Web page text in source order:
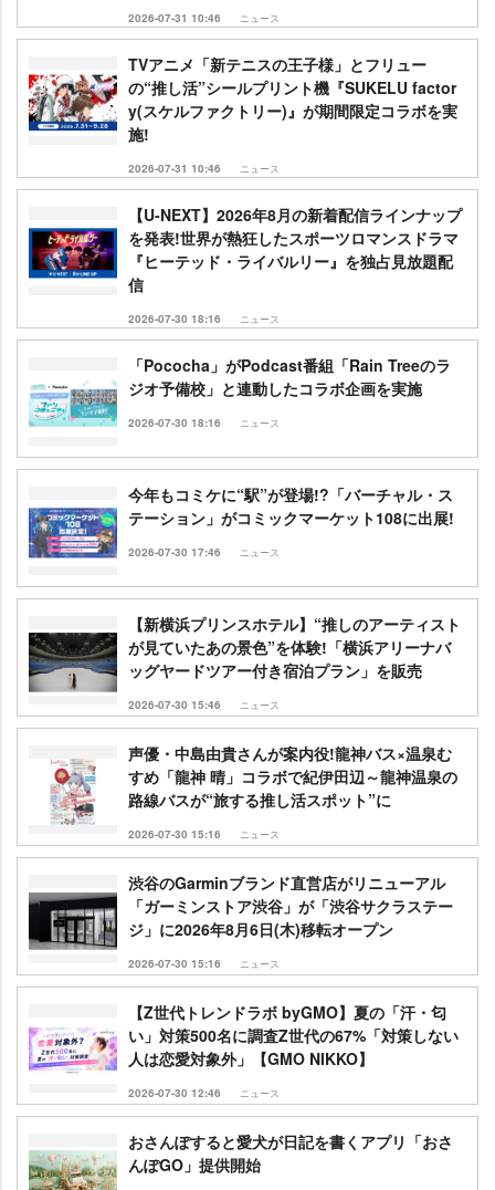
2026-07-31 10:46 ニュース
TVアニメ「新テニスの王子様」とフリュー
の“推し活”シールプリント機『SUKELU factor
y(スケルファクトリー)』が期間限定コラボを実
施!
2026-07-31 10:46 ニュース
【U-NEXT】2026年8月の新着配信ラインナップ
を発表!世界が熱狂したスポーツロマンスドラマ
『ヒーテッド・ライバルリー』を独占見放題配
信
2026-07-30 18:16 ニュース
「Pococha」がPodcast番組「Rain Treeのラ
ジオ予備校」と連動したコラボ企画を実施
2026-07-30 18:16 ニュース
今年もコミケに“駅”が登場!?「バーチャル・ス
テーション」がコミックマーケット108に出展!
2026-07-30 17:46 ニュース
【新横浜プリンスホテル】“推しのアーティスト
が見ていたあの景色”を体験!「横浜アリーナバ
ッグヤードツアー付き宿泊プラン」を販売
2026-07-30 15:46 ニュース
声優・中島由貴さんが案内役!龍神バス×温泉む
すめ「龍神 晴」コラボで紀伊田辺～龍神温泉の
路線バスが“旅する推し活スポット”に
2026-07-30 15:16 ニュース
渋谷のGarminブランド直営店がリニューアル
「ガーミンストア渋谷」が「渋谷サクラステー
ジ」に2026年8月6日(木)移転オープン
2026-07-30 15:16 ニュース
【Z世代トレンドラボ byGMO】夏の「汗・匂
い」対策500名に調査Z世代の67%「対策しない
人は恋愛対象外」【GMO NIKKO】
2026-07-30 12:46 ニュース
おさんぽすると愛犬が日記を書くアプリ「おさ
んぽGO」提供開始